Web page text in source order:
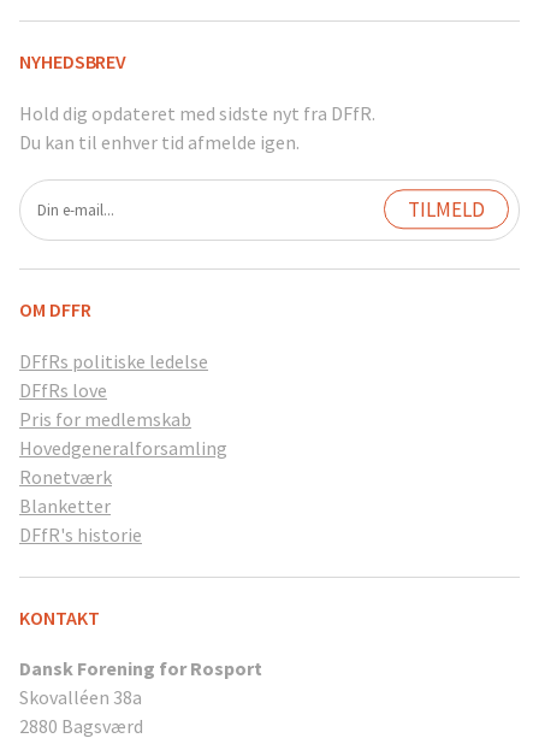
NYHEDSBREV
Hold dig opdateret med sidste nyt fra DFfR.
Du kan til enhver tid afmelde igen.
OM DFFR
DFfRs politiske ledelse
DFfRs love
Pris for medlemskab
Hovedgeneralforsamling
Ronetværk
Blanketter
DFfR's historie
KONTAKT
Dansk Forening for Rosport
Skovalléen 38a
2880 Bagsværd